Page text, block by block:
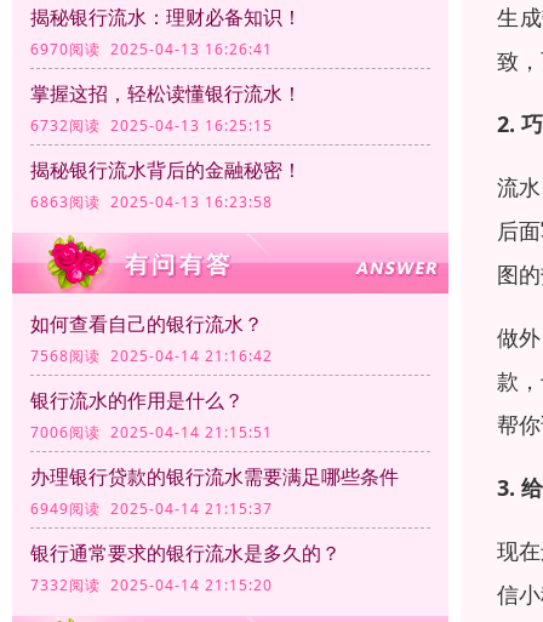
揭秘银行流水：理财必备知识！
6970阅读 2025-04-13 16:26:41
掌握这招，轻松读懂银行流水！
6732阅读 2025-04-13 16:25:15
揭秘银行流水背后的金融秘密！
6863阅读 2025-04-13 16:23:58
如何查看自己的银行流水？
7568阅读 2025-04-14 21:16:42
银行流水的作用是什么？
7006阅读 2025-04-14 21:15:51
办理银行贷款的银行流水需要满足哪些条件
6949阅读 2025-04-14 21:15:37
银行通常要求的银行流水是多久的？
7332阅读 2025-04-14 21:15:20
生
致
2.
流
后
图
做
款
帮
3.
现
信